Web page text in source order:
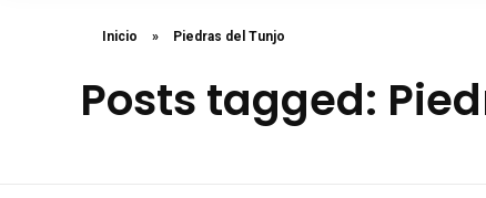
Inicio » Piedras del Tunjo
Posts tagged: